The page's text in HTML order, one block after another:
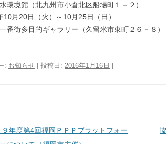
環境館（北九州市小倉北区船場町１－２）
月20日（火）～10月25日（日）
番街多目的ギャラリー（久留米市東町２６－８）
: お知らせ | 投稿日:2016年1月16日
年度第4回福岡ＰＰＰプラットフォー